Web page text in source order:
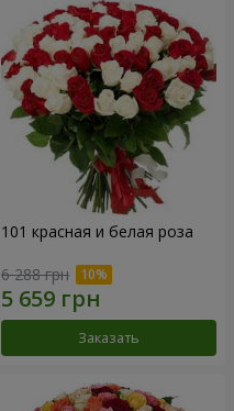
101 красная и белая роза
6 288 грн
Заказать